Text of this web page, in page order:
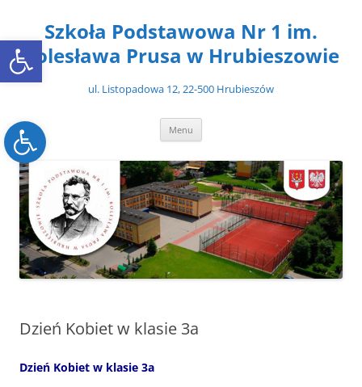
Open toolbar
Open toolbar
treściSzkoła Podstawowa Nr 1 im.
Bolesława Prusa w Hrubieszowie
ul. Listopadowa 12, 22-500 Hrubieszów
Menu
Dzień Kobiet w klasie 3a
Dzień Kobiet w klasie 3a